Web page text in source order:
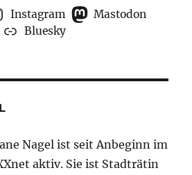
Instagram
Mastodon
Bluesky
Nagel ist seit Anbeginn im
aktiv. Sie ist Stadträtin